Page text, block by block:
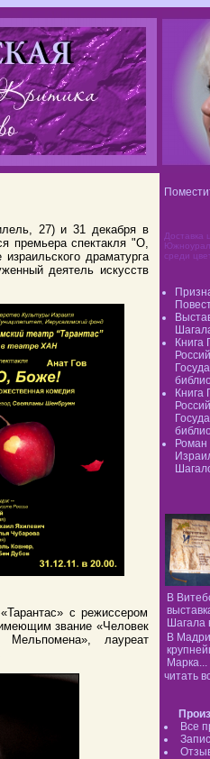
Доставка
среди
Книга
Книга
Роман
В
Шагала
В
Марка...
читать
Все
27) и 31 декабря в
премьера спектакля "О,
драматурга
деятель искусств
с режиссером
звание «Человек
лауреат